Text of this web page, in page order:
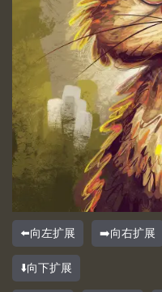
⬅️向左扩展 ➡️向右扩展
⬇️向下扩展